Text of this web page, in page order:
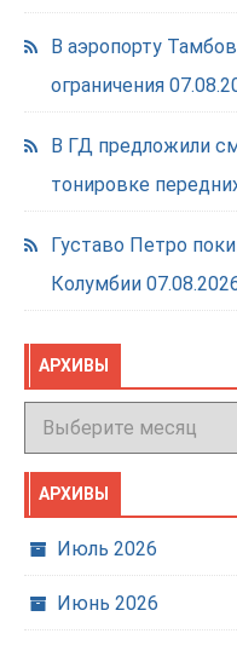
В аэропорту
ограничения
В ГД предложили
тонировке
Густаво Петро
Колумбии
АРХИВЫ
Архивы
АРХИВЫ
Июль 2026
Июнь 2026